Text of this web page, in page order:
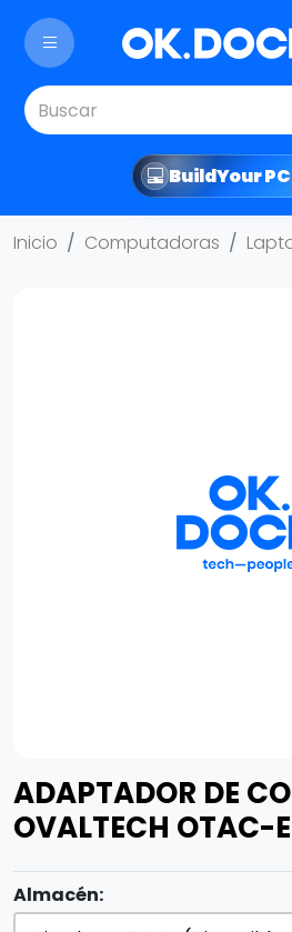
BuildYour PC
Inicio Computadoras
ADAPTADOR DE
OVALTECH OTAC-
Almacén: